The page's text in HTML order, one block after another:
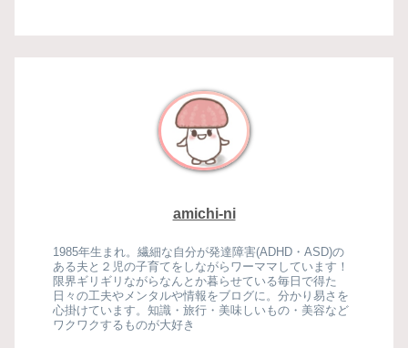
amichi-ni
1985年生まれ。繊細な自分が発達障害(ADHD・ASD)の
ある夫と２児の子育てをしながらワーママしています！
限界ギリギリながらなんとか暮らせている毎日で得た
日々の工夫やメンタルや情報をブログに。分かり易さを
心掛けています。知識・旅行・美味しいもの・美容など
ワクワクするものが大好き